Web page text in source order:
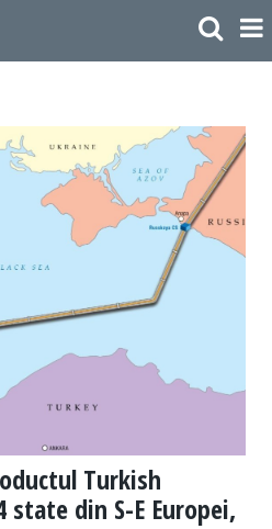
Turkish
state din S-E Europei,